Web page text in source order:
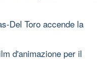
Del Toro accende la
d'animazione per il